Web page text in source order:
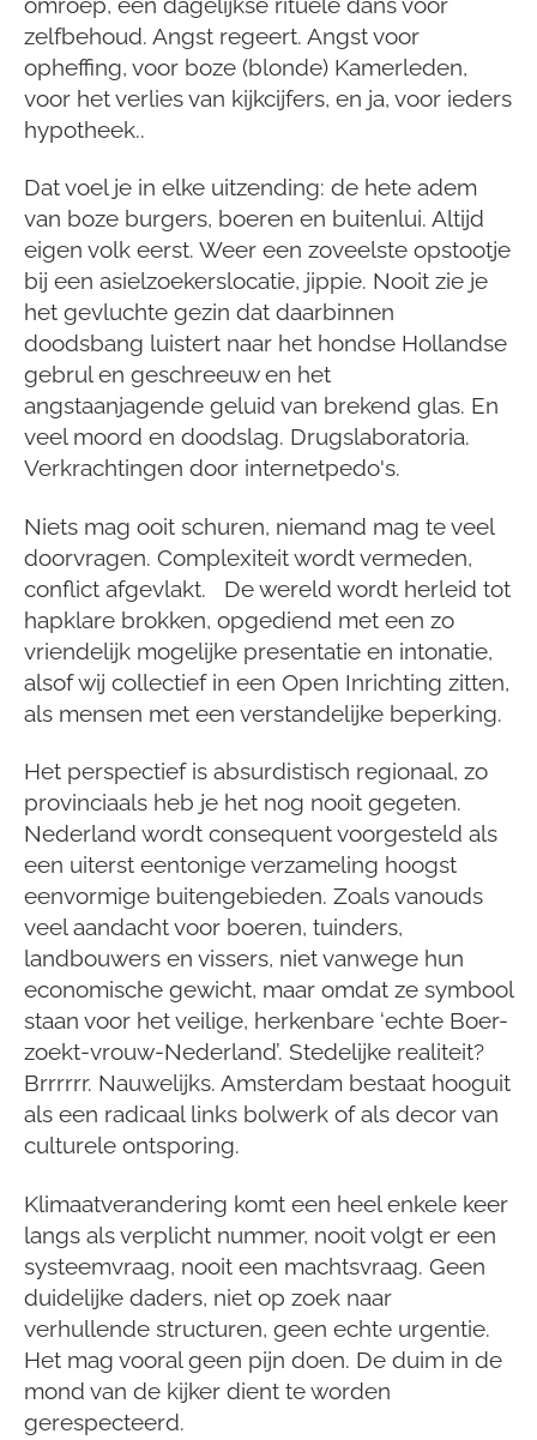
zelfbehoud. Angst regeert. Angst voor
opheffing, voor boze (blonde) Kamerleden,
voor het verlies van kijkcijfers, en ja, voor ieders
hypotheek..
Dat voel je in elke uitzending: de hete adem
van boze burgers, boeren en buitenlui. Altijd
eigen volk eerst. Weer een zoveelste opstootje
bij een asielzoekerslocatie, jippie. Nooit zie je
het gevluchte gezin dat daarbinnen
doodsbang luistert naar het hondse Hollandse
gebrul en geschreeuw en het
angstaanjagende geluid van brekend glas. En
veel moord en doodslag. Drugslaboratoria.
Verkrachtingen door internetpedo's.
Niets mag ooit schuren, niemand mag te veel
doorvragen. Complexiteit wordt vermeden,
conflict afgevlakt. De wereld wordt herleid tot
hapklare brokken, opgediend met een zo
vriendelijk mogelijke presentatie en intonatie,
alsof wij collectief in een Open Inrichting zitten,
als mensen met een verstandelijke beperking.
Het perspectief is absurdistisch regionaal, zo
provinciaals heb je het nog nooit gegeten.
Nederland wordt consequent voorgesteld als
een uiterst eentonige verzameling hoogst
eenvormige buitengebieden. Zoals vanouds
veel aandacht voor boeren, tuinders,
landbouwers en vissers, niet vanwege hun
economische gewicht, maar omdat ze symbool
staan voor het veilige, herkenbare ‘echte Boer-
zoekt-vrouw-Nederland’. Stedelijke realiteit?
Brrrrrr. Nauwelijks. Amsterdam bestaat hooguit
als een radicaal links bolwerk of als decor van
culturele ontsporing.
Klimaatverandering komt een heel enkele keer
langs als verplicht nummer, nooit volgt er een
systeemvraag, nooit een machtsvraag. Geen
duidelijke daders, niet op zoek naar
verhullende structuren, geen echte urgentie.
Het mag vooral geen pijn doen. De duim in de
mond van de kijker dient te worden
gerespecteerd.